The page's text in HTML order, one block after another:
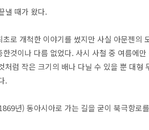
낼 때가 왔다.
로 개척한 이야기를 썼지만 사실 아문젠의
것이나 다름 없었다. 사시 사철 중 여름에
처럼 작은 크기의 배나 다닐 수 있을 뿐 대형
.
년) 동아시아로 가는 길을 굳이 북극항로